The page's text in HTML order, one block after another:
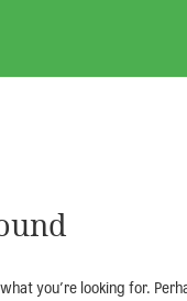
you’re looking for.